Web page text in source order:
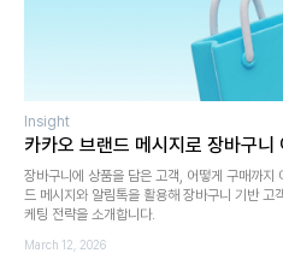
Insight
카카오 브랜드 메시지로 장바구니
장바구니에 상품을 담은 고객, 어떻게 구매까지
드 메시지와 알림톡을 활용해 장바구니 기반
케팅 전략을 소개합니다.
March 12, 2026